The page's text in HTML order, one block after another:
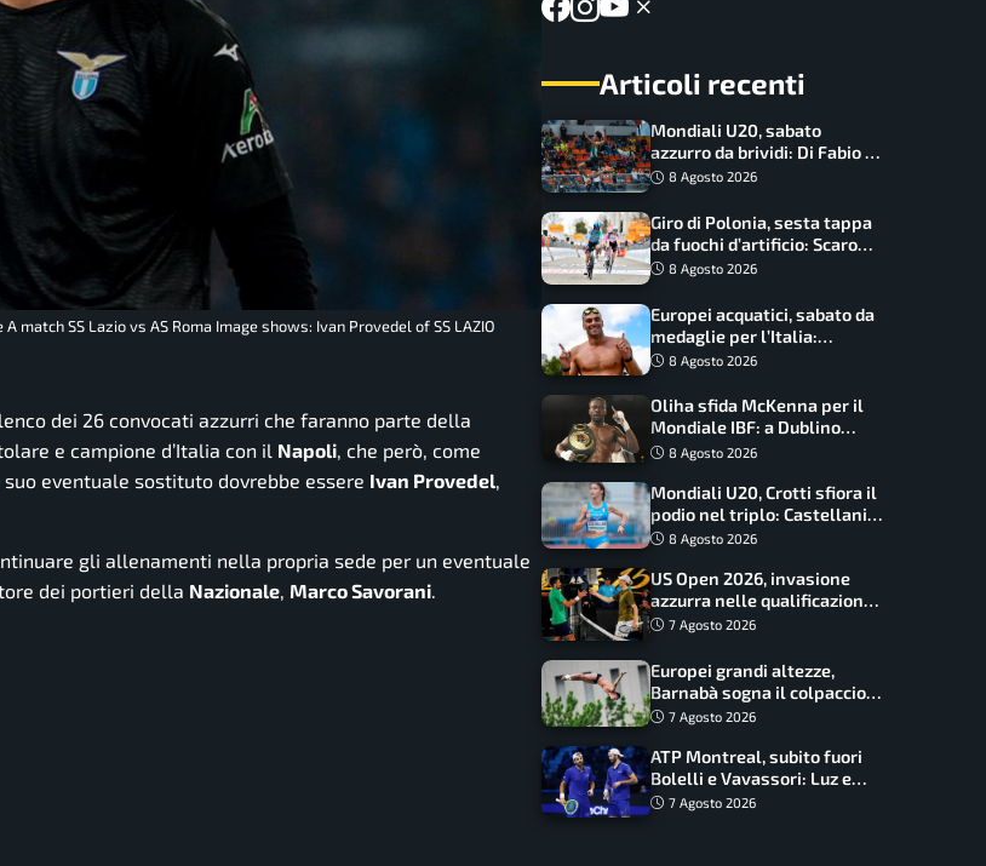
SS Lazio vs AS Roma Image shows: Ivan Provedel of SS LAZIO
dei 26 convocati azzurri che faranno parte della
e campione d’Italia con il Napoli, che però, come
eventuale sostituto dovrebbe essere Ivan Provedel,
gli allenamenti nella propria sede per un eventuale
dei portieri della Nazionale, Marco Savorani.
Articoli recenti
Mondiali U20, sabato
azzurro da brividi: Di Fabio e
Inzoli sognano le medaglie,
8 Agosto 2026
Giro di Polonia, sesta tappa
da fuochi d’artificio: Scaroni
può attaccare la maglia di
8 Agosto 2026
Europei acquatici, sabato da
medaglie per l’Italia:
Paltrinieri guida la staffetta,
grandi altezze
8 Agosto 2026
Oliha sfida McKenna per il
Mondiale IBF: a Dublino
serve l’impresa nella tana
8 Agosto 2026
Mondiali U20, Crotti sfiora il
podio nel triplo: Castellani
da record, Succo in finale
8 Agosto 2026
US Open 2026, invasione
azzurra nelle qualificazioni:
17 italiani a caccia del main
7 Agosto 2026
Europei grandi altezze,
Barnabà sogna il colpaccio:
è leader a metà gara, Baraldi
7 Agosto 2026
ATP Montreal, subito fuori
Bolelli e Vavassori: Luz e
Matos fermano gli azzurri
7 Agosto 2026